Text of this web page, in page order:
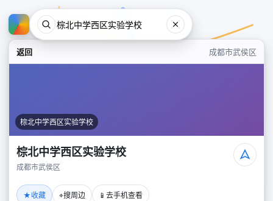
返回 成都市武侯区
棕北中学西区实验学校
棕北中学西区实验学校
成都市武侯区
★收藏 ⌖搜周边 📱 去手机查看